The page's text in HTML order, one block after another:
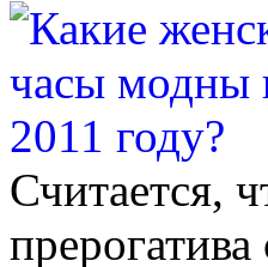
Считается,